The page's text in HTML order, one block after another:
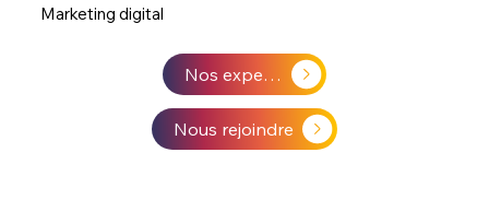
Marketing digital
Nos experts
Nous rejoindre